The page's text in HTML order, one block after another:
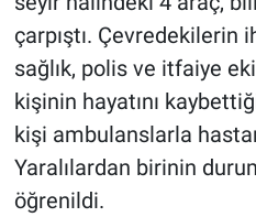
çarpıştı. Çevredekilerin
sağlık, polis ve itfaiye
kişinin hayatını
kişi ambulanslarla
Yaralılardan birinin
öğrenildi.
Gündem Özel
Günün görüntüsü
Haber